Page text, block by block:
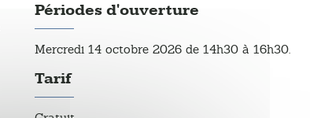
Périodes d'ouverture
Mercredi 14 octobre 2026 de 14h30 à 16h30.
Tarif